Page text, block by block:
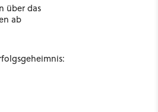
über das
ab